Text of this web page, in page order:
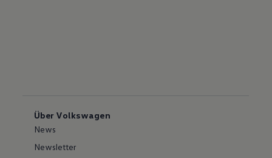
Über Volkswagen
News
Newsletter